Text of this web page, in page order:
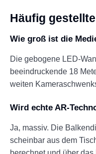
Häufig
Wie groß ist die
Die gebogene LED-
beeindruckende 18
weiten
Wird echte AR-
Ja, massiv. Die
scheinbar aus dem